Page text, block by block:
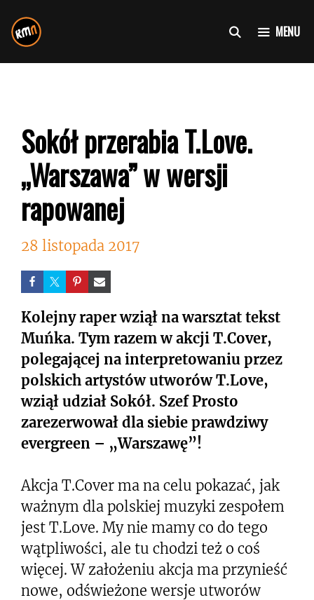
do
treści
MENU
Sokół przerabia T.Love.
„Warszawa” w wersji
rapowanej
28 listopada 2017
Kolejny raper wziął na warsztat tekst
Muńka. Tym razem w akcji T.Cover,
polegającej na interpretowaniu przez
polskich artystów utworów T.Love,
wziął udział Sokół. Szef Prosto
zarezerwował dla siebie prawdziwy
evergreen – „Warszawę”!
Akcja T.Cover ma na celu pokazać, jak
ważnym dla polskiej muzyki zespołem
jest T.Love. My nie mamy co do tego
wątpliwości, ale tu chodzi też o coś
więcej. W założeniu akcja ma przynieść
nowe, odświeżone wersje utworów